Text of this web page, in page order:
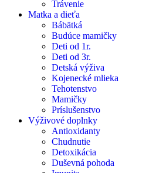
Trávenie
Matka a dieťa
Bábätká
Budúce mamičky
Deti od 1r.
Deti od 3r.
Detská výživa
Kojenecké mlieka
Tehotenstvo
Mamičky
Príslušenstvo
Výživové doplnky
Antioxidanty
Chudnutie
Detoxikácia
Duševná pohoda